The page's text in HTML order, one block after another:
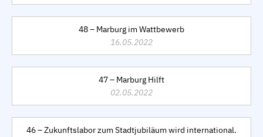
48 – Marburg im Wattbewerb
16.05.2022
47 – Marburg Hilft
02.05.2022
46 – Zukunftslabor zum Stadtjubiläum wird international.